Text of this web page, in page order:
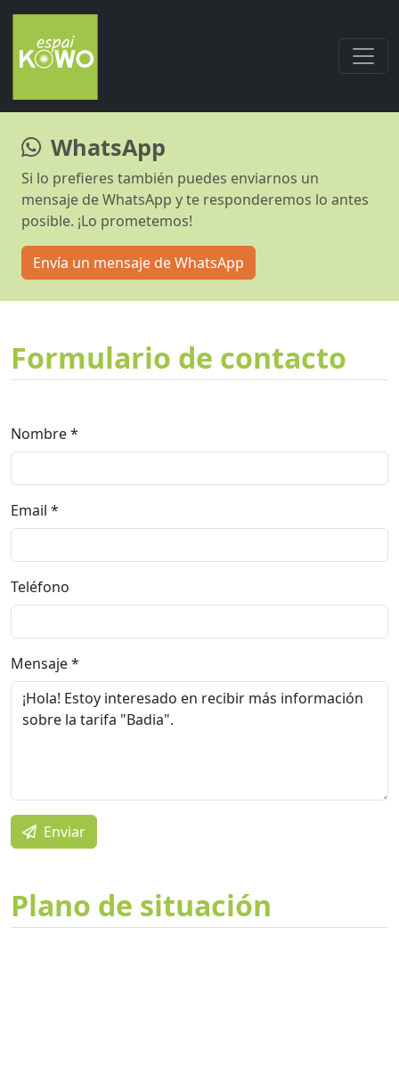
WhatsApp
Si lo prefieres también puedes enviarnos un
mensaje de WhatsApp y te responderemos lo antes
posible. ¡Lo prometemos!
Envía un mensaje de WhatsApp
Formulario de contacto
Nombre
Email
Teléfono
Mensaje
Enviar
Plano de situación